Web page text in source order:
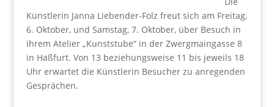
Künstlerin Janna Liebender-Folz freut sich am Freitag,
6. Oktober, und Samstag, 7. Oktober, über Besuch in
ihrem Atelier „Kunststube“ in der Zwergmaingasse 8
in Haßfurt. Von 13 beziehungsweise 11 bis jeweils 18
Uhr erwartet die Künstlerin Besucher zu anregenden
Gesprächen.